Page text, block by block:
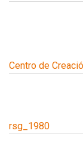
Centro de
rsg_1980